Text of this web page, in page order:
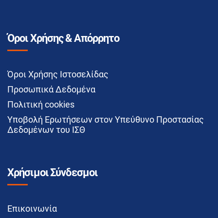
Όροι Χρήσης & Απόρρητο
Όροι Χρήσης Ιστοσελίδας
Προσωπικά Δεδομένα
Πολιτική cookies
Υποβολή Ερωτήσεων στον Υπεύθυνο Προστασίας
Δεδομένων του ΙΣΘ
Χρήσιμοι Σύνδεσμοι
Επικοινωνία